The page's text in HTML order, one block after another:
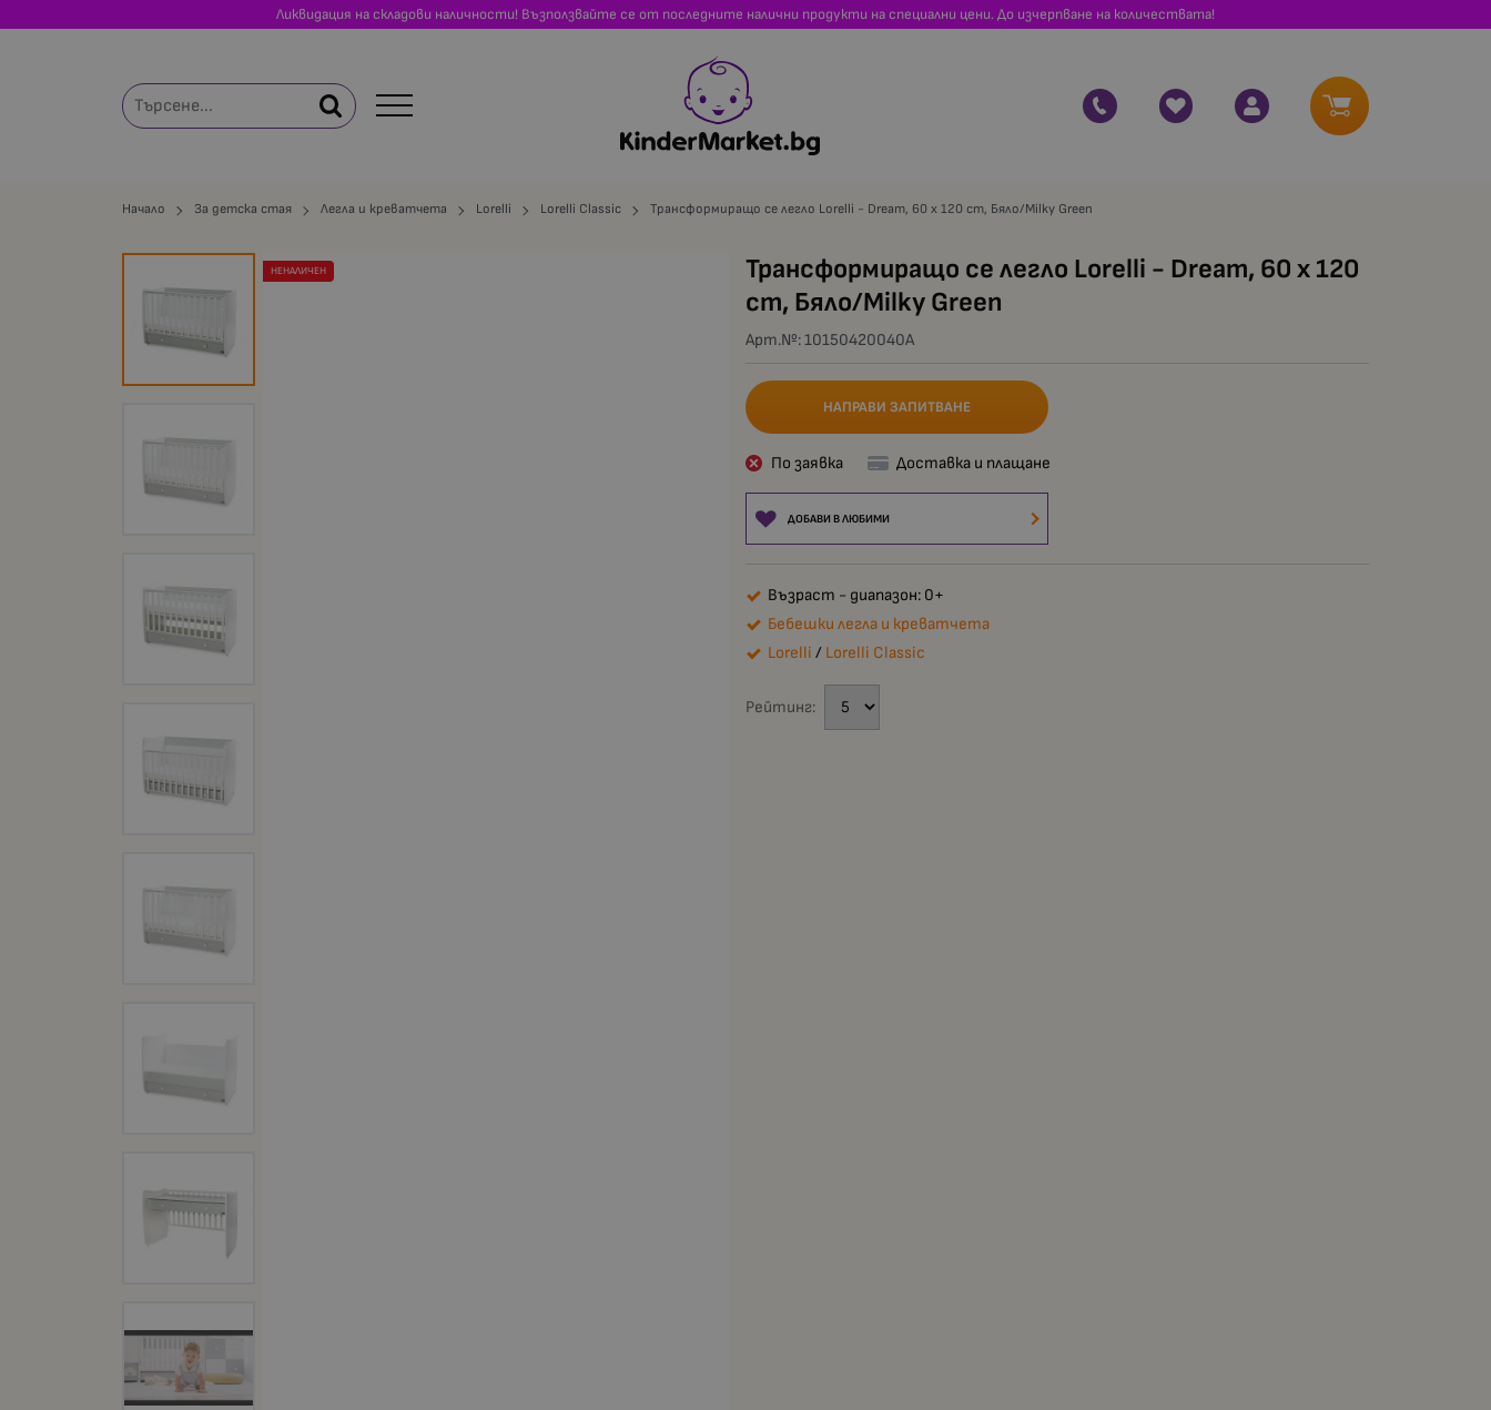
Ликвидация на складови наличности! Възползвайте се от последните налични продукти на специални цени. До изчерпване на количествата!
Начало За детска стая Легла и креватчета Lorelli Lorelli Classic Трансформиращо се легло Lorelli - Dream, 60 x 120 cm, Бяло/Milky Green
Трансформиращо се легло Lorelli - Dream, 60 x 120
cm, Бяло/Milky Green
Арт.№:10150420040A
НЕНАЛИЧЕН
НАПРАВИ ЗАПИТВАНЕ
По заявка Доставка и плащане
ДОБАВИ В ЛЮБИМИ
Възраст - диапазон: 0+
Бебешки легла и креватчета
Lorelli / Lorelli Classic
Рейтинг: